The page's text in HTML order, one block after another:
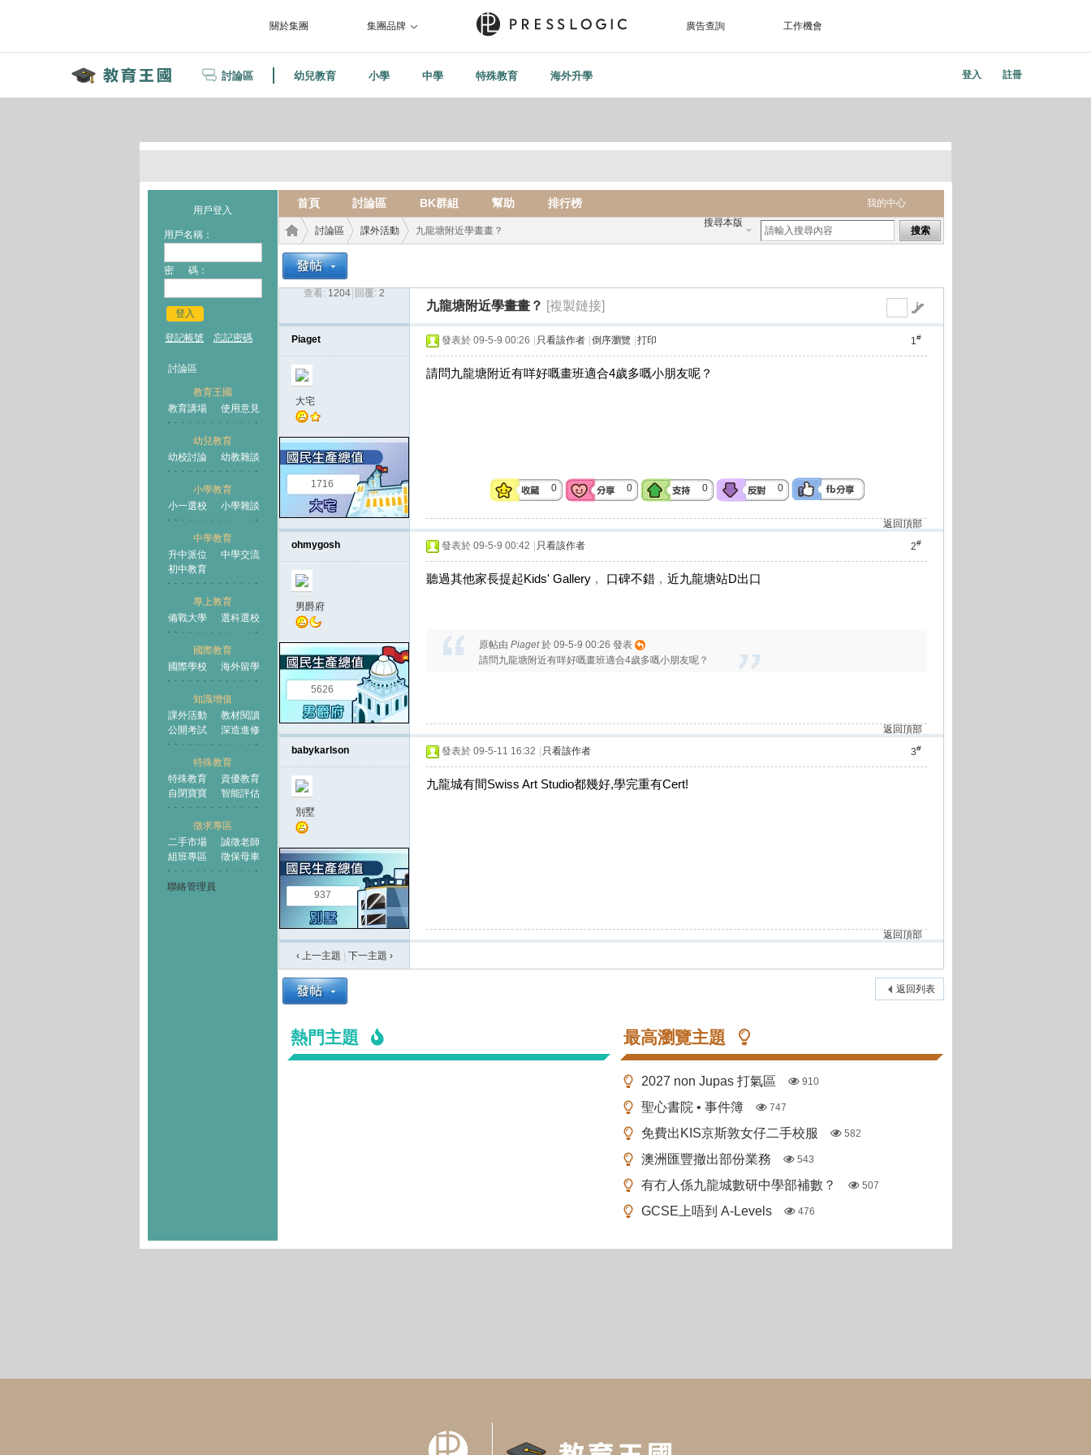
關於集團 集團品牌 廣告查詢 工作機會
討論區 幼兒教育 小學 中學 特殊教育 海外升學 登入 註冊
用戶登入
用戶名稱：
密 碼：
登入
登記帳號 忘記密碼
討論區
教育王國
教育講場
使用意見
幼兒教育
幼校討論
幼教雜談
小學教育
小一選校
小學雜談
中學教育
升中派位
中學交流
初中教育
專上教育
備戰大學
選科選校
國際教育
國際學校
海外留學
知識增值
課外活動
教材閱讀
公開考試
深造進修
特殊教育
特殊教育
資優教育
自閉寶寶
智能評估
徵求專區
二手市場
誠徵老師
組班專區
徵保母車
聯絡管理員
我的中心
首頁 討論區 BK群組 幫助 排行榜
搜尋本版
搜索
王國
討論區 課外活動 九龍塘附近學畫畫？
查看: 1204 回覆: 2
九龍塘附近學畫畫？ [複製鏈接]
Piaget
大宅
1716
1#
發表於 09-5-9 00:26 只看該作者 倒序瀏覽 打印
請問九龍塘附近有咩好嘅畫班適合4歲多嘅小朋友呢？
0 0 0 0
返回頂部
ohmygosh
男爵府
5626
2#
發表於 09-5-9 00:42 只看該作者
聽過其他家長提起Kids' Gallery﹐ 口碑不錯﹐近九龍塘站D出口
原帖由 Piaget於 09-5-9 00:26 發表
請問九龍塘附近有咩好嘅畫班適合4歲多嘅小朋友呢？
返回頂部
babykarlson
別墅
937
3#
發表於 09-5-11 16:32 只看該作者
九龍城有間Swiss Art Studio都幾好,學完重有Cert!
返回頂部
‹ 上一主題
下一主題 ›
返回列表
熱門主題 最高瀏覽主題
2027 non Jupas 打氣區 910
聖心書院 • 事件簿 747
免費出KIS京斯敦女仔二手校服 582
澳洲匯豐撤出部份業務 543
有冇人係九龍城數研中學部補數？ 507
GCSE上唔到 A-Levels 476